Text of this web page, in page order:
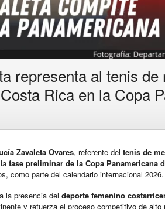
representa al tenis de
Rica en la Copa
Zavaleta Ovares, referente del tenis de
fase preliminar de la Copa Panamericana
como parte del calendario internacional 2026.
la presencia del deporte femenino
y refuerza el proceso competitivo de alto